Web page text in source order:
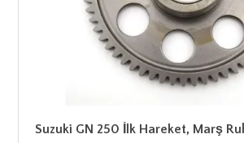
Suzuki GN 250 İlk Hareket, Marş